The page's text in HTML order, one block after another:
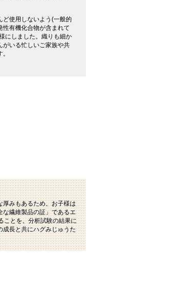
ど使用しないよう(一般的
性有機化合物が含まれて
にしました。織りも細か
がいる忙しいご家族や共
厚みもあるため、お子様は
な繊維製品の証」であるエ
ことを、分析試験の結果に
成長と共にハグみじゅうた